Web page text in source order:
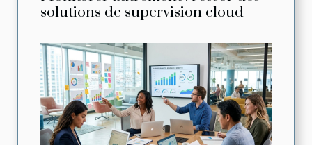
solutions de supervision cloud